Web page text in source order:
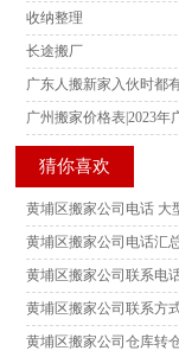
收纳整理
长途搬厂
广东人搬新家入伙时都
广州搬家价格表|2023年
猜你喜欢